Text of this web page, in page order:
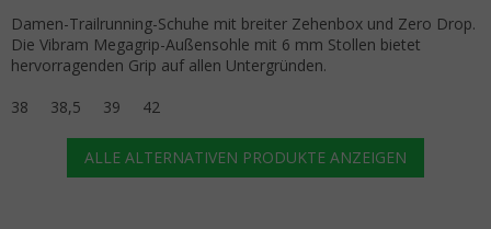
Damen-Trailrunning-Schuhe mit breiter Zehenbox und Zero Drop.
Die Vibram Megagrip-Außensohle mit 6 mm Stollen bietet
hervorragenden Grip auf allen Untergründen.
38
38,5 39 42
ALLE ALTERNATIVEN PRODUKTE ANZEIGEN